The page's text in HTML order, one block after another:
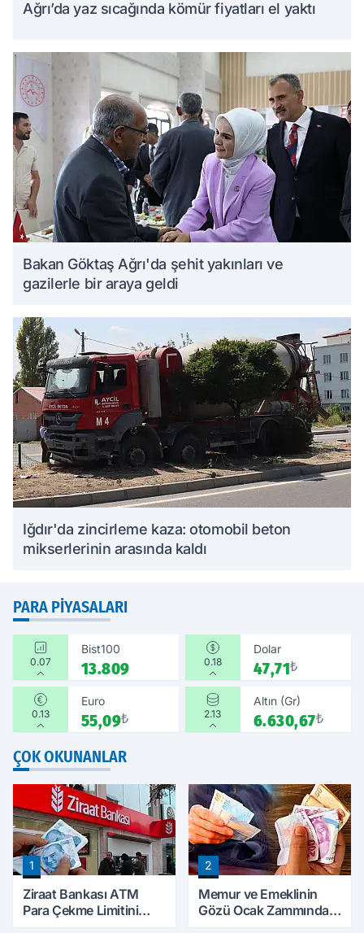
Ağrı’da yaz sıcağında kömür fiyatları el yaktı
Bakan Göktaş Ağrı'da şehit yakınları ve
gazilerle bir araya geldi
Iğdır'da zincirleme kaza: otomobil beton
mikserlerinin arasında kaldı
PARA PIYASALARI
0.07
Bist100
13.809 0.18
Dolar
47,71₺
0.13
Euro
55,09₺ 2.13
Altın (Gr)
6.630,67₺
ÇOK OKUNANLAR
1
Ziraat Bankası ATM
Para Çekme Limitini
2
Memur ve Emeklinin
Gözü Ocak Zammında: